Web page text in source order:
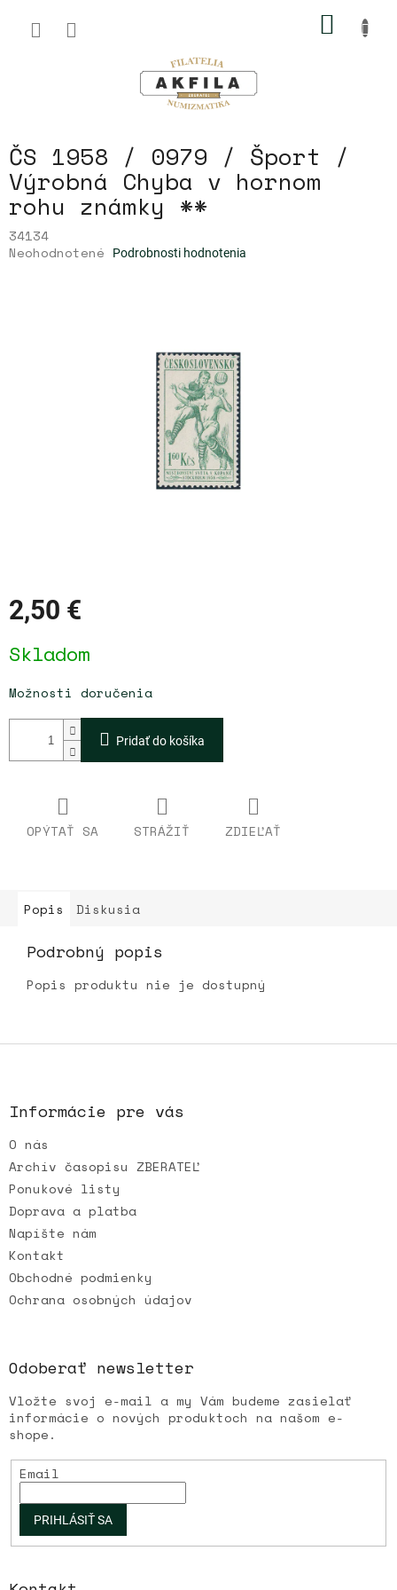
obsah
ČS 1958 / 0979 / Šport /
Výrobná Chyba v hornom
rohu známky **
34134
Priemerné
Neohodnotené Podrobnosti hodnotenia
2,50 €
cena:
Skladom
Možnosti doručenia
Pridať do košíka
OPÝTAŤ SA STRÁŽIŤ ZDIEĽAŤ
Popis Diskusia
Podrobný popis
Popis produktu nie je dostupný
Z
i
e
Informácie pre vás
O nás
Archív časopisu ZBERATEĽ
Ponukové listy
Doprava a platba
Napíšte nám
Kontakt
Obchodné podmienky
Ochrana osobných údajov
Odoberať newsletter
Vložte svoj e-mail a my Vám budeme zasielať
informácie o nových produktoch na našom e-
shope.
Email
PRIHLÁSIŤ SA